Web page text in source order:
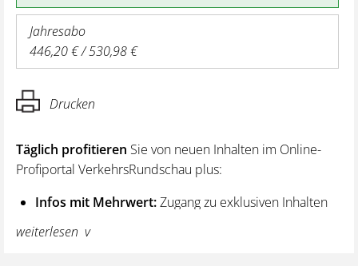
Jahresabo
446,20 € / 530,98 €
Drucken
Täglich profitieren Sie von neuen Inhalten im Online-
Profiportal VerkehrsRundschau plus:
Infos mit Mehrwert:Zugang zu exklusiven Inhalten
und Hintergrundwissen – von aktuellen Regelungen
wie z. B. bei den Lenk- und Ruhezeiten,
weiterlesen